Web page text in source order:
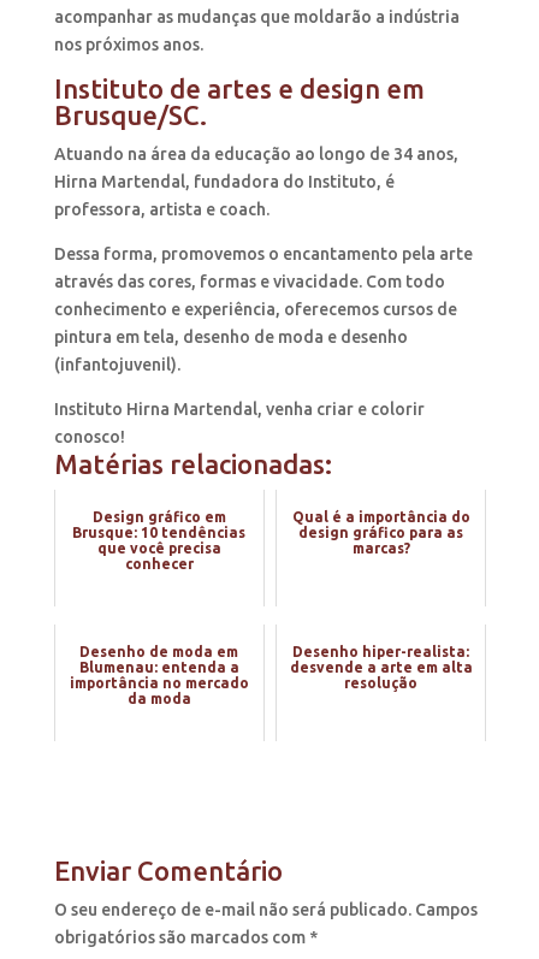
acompanhar as mudanças que moldarão a indústria
nos próximos anos.
Instituto de artes e design em
Brusque/SC.
Atuando na área da educação ao longo de 34 anos,
Hirna Martendal, fundadora do Instituto, é
professora, artista e coach.
Dessa forma, promovemos o encantamento pela arte
através das cores, formas e vivacidade. Com todo
conhecimento e experiência, oferecemos cursos de
pintura em tela, desenho de moda e desenho
(infantojuvenil).
Instituto Hirna Martendal, venha criar e colorir
conosco!
Matérias relacionadas:
Design gráfico em
Brusque: 10 tendências
que você precisa
conhecer
Qual é a importância do
design gráfico para as
marcas?
Desenho de moda em
Blumenau: entenda a
importância no mercado
da moda
Desenho hiper-realista:
desvende a arte em alta
resolução
Enviar Comentário
O seu endereço de e-mail não será publicado. Campos
obrigatórios são marcados com *